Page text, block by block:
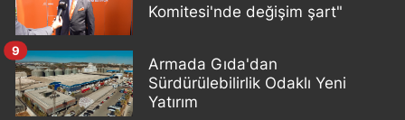
Komitesi'nde değişim şart"
Armada Gıda'dan
Sürdürülebilirlik Odaklı Yeni
Yatırım
9